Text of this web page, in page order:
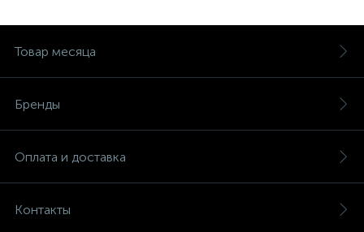
Товар месяца
Бренды
Оплата и доставка
Контакты